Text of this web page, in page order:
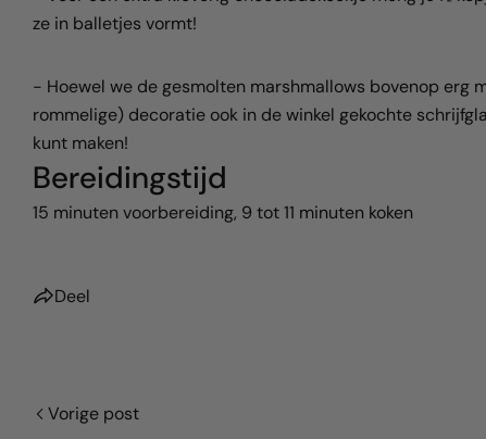
ze in balletjes vormt!
- Hoewel we de gesmolten marshmallows bovenop erg
rommelige) decoratie ook in de winkel gekochte
kunt maken!
Bereidingstijd
15 minuten voorbereiding, 9 tot 11 minuten koken
Deel
Vorige post